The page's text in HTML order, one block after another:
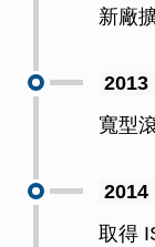
新廠
2013
寬型
2014
取得